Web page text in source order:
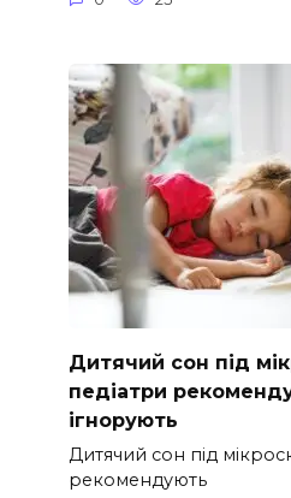
Дитячий сон під
педіатри
ігнорують
Дитячий сон під
рекомендують